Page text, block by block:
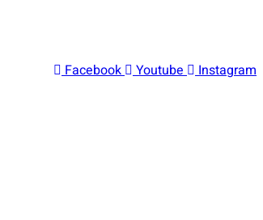
Facebook Youtube Instagram